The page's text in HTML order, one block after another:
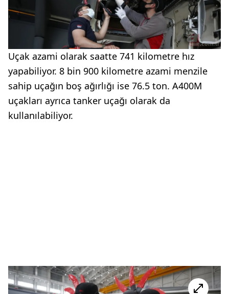
Uçak azami olarak saatte 741 kilometre hız
yapabiliyor. 8 bin 900 kilometre azami menzile
sahip uçağın boş ağırlığı ise 76.5 ton. A400M
uçakları ayrıca tanker uçağı olarak da
kullanılabiliyor.